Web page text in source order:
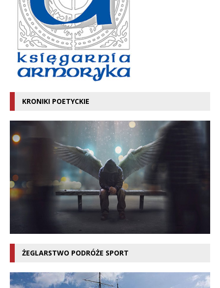
KRONIKI POETYCKIE
ŻEGLARSTWO PODRÓŻE SPORT